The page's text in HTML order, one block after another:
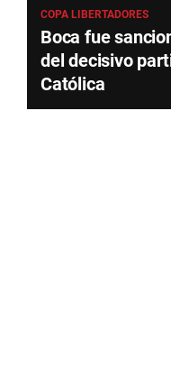
COPA LIBERTADORES
Boca fue
del decisivo
Católica